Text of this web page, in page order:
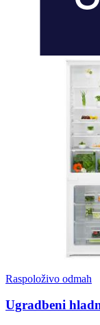
Raspoloživo odmah
Ugradbeni